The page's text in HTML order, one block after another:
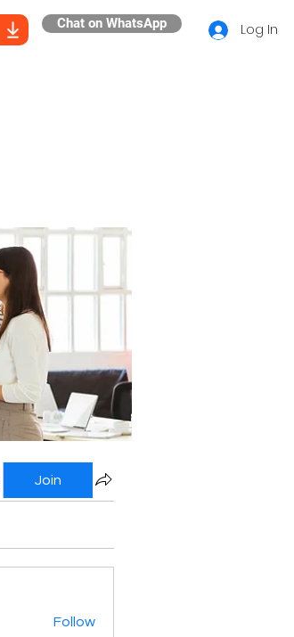
Chat on WhatsApp Log In
Join
Follow